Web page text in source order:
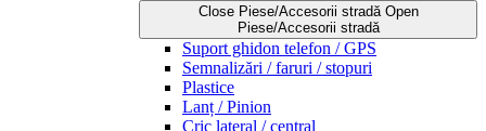
Close Piese/Accesorii stradă Open
Piese/Accesorii stradă
Suport ghidon telefon / GPS
Semnalizări / faruri / stopuri
Plastice
Lanț / Pinion
Cric lateral / central